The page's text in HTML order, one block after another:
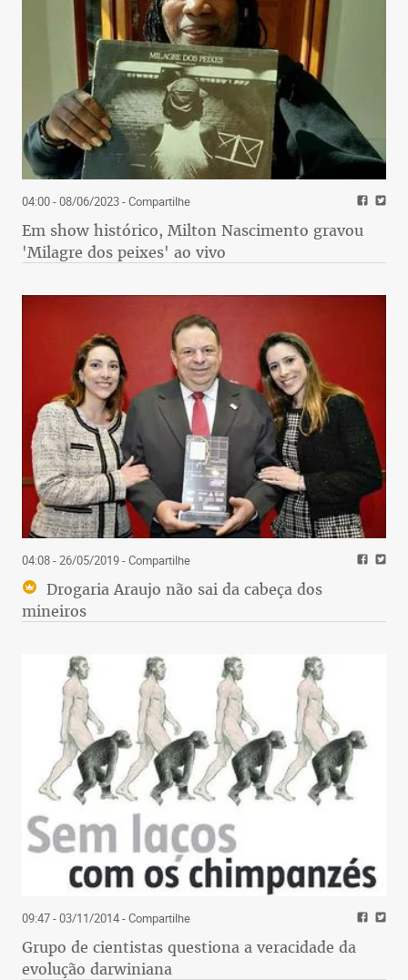
04:00 - 08/06/2023- Compartilhe
Em show histórico, Milton Nascimento gravou
'Milagre dos peixes' ao vivo
04:08 - 26/05/2019- Compartilhe
Drogaria Araujo não sai da cabeça dos
mineiros
09:47 - 03/11/2014- Compartilhe
Grupo de cientistas questiona a veracidade da
evolução darwiniana